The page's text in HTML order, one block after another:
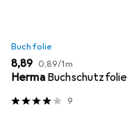
Buchfolie
EUR
8,89 EUR
0,89/1m
Herma Buchschutzfolie
9